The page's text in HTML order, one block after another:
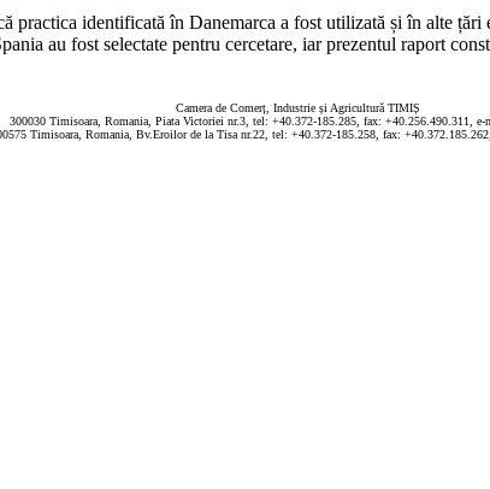
practica identificată în Danemarca a fost utilizată și în alte țări
au fost selectate pentru cercetare, iar prezentul raport
Camera de Comerț, Industrie și Agricultură TIMIȘ
300030 Timisoara, Romania, Piata Victoriei nr.3, tel: +40.372-185.285, fax: +40.256.490.311, e-
Timisoara, Romania, Bv.Eroilor de la Tisa nr.22, tel: +40.372-185.258, fax: